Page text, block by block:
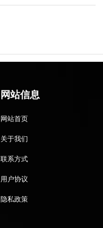
网站信息
网站首页
关于我们
联系方式
用户协议
隐私政策